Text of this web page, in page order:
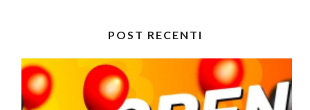
POST RECENTI